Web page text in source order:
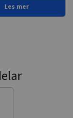
Les mer